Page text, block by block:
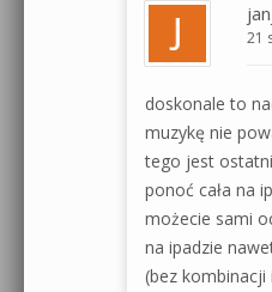
21
doskonale to
muzykę nie
tego jest
ponoć cała na
możecie sami
na ipadzie
(bez kombinacji